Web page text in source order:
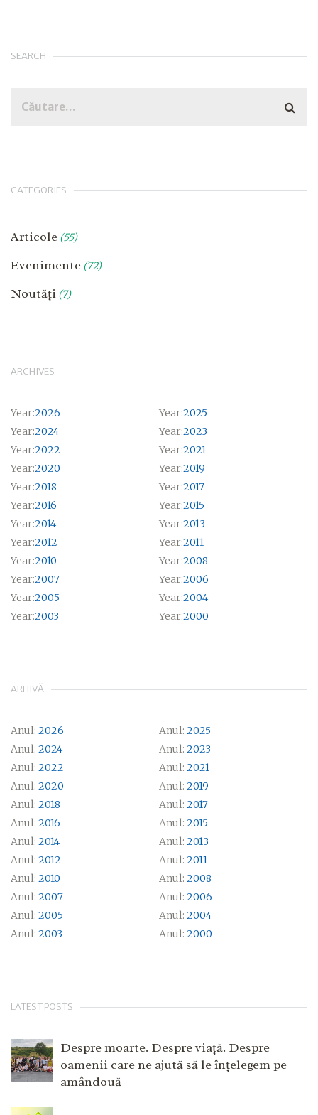
SEARCH
CATEGORIES
Articole (55)
Evenimente (72)
Noutăți (7)
ARCHIVES
Year:2026 Year:2025
Year:2024 Year:2023
Year:2022 Year:2021
Year:2020 Year:2019
Year:2018 Year:2017
Year:2016 Year:2015
Year:2014 Year:2013
Year:2012 Year:2011
Year:2010 Year:2008
Year:2007 Year:2006
Year:2005 Year:2004
Year:2003 Year:2000
ARHIVĂ
Anul: 2026 Anul: 2025
Anul: 2024 Anul: 2023
Anul: 2022 Anul: 2021
Anul: 2020 Anul: 2019
Anul: 2018 Anul: 2017
Anul: 2016 Anul: 2015
Anul: 2014 Anul: 2013
Anul: 2012 Anul: 2011
Anul: 2010 Anul: 2008
Anul: 2007 Anul: 2006
Anul: 2005 Anul: 2004
Anul: 2003 Anul: 2000
LATEST POSTS
Despre moarte. Despre viață. Despre
oamenii care ne ajută să le înțelegem pe
amândouă